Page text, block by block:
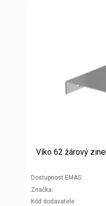
Víko 62 žárový
Dostupnost EMAS
Značka
Kód dodavatele